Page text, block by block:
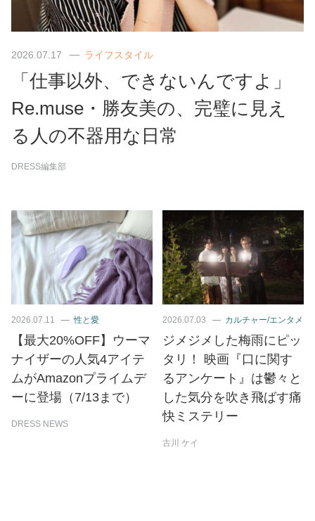
2026.07.17 ライフスタイル
「仕事以外、できないんですよ」
Re.muse・勝友美の、完璧に見え
る人の不器用な日常
DRESS編集部
2026.07.11 性と愛
【最大20%OFF】ウーマ
ナイザーの人気4アイテ
ムがAmazonプライムデ
ーに登場（7/13まで）
DRESS NEWS
2026.07.03 カルチャー/エンタメ
ジメジメした梅雨にピッ
タリ！ 映画『口に関す
るアンケート』は鬱々と
した気分を吹き飛ばす痛
快ミステリー
古川 ケイ